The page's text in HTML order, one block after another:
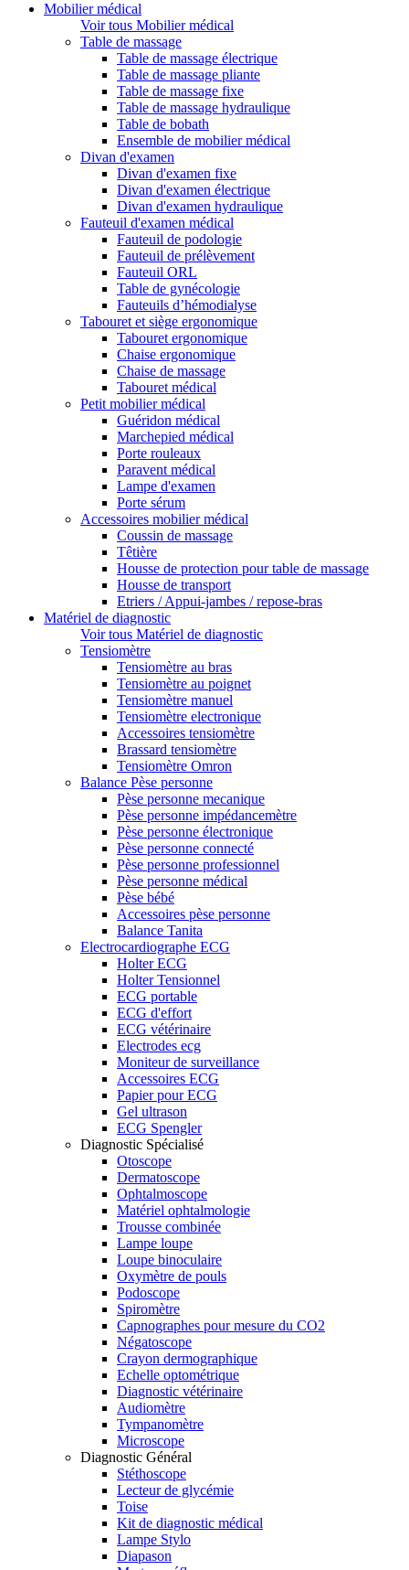
Mobilier médical
Voir tous Mobilier médical
Table de massage
Table de massage électrique
Table de massage pliante
Table de massage fixe
Table de massage hydraulique
Table de bobath
Ensemble de mobilier médical
Divan d'examen
Divan d'examen fixe
Divan d'examen électrique
Divan d'examen hydraulique
Fauteuil d'examen médical
Fauteuil de podologie
Fauteuil de prélèvement
Fauteuil ORL
Table de gynécologie
Fauteuils d’hémodialyse
Tabouret et siège ergonomique
Tabouret ergonomique
Chaise ergonomique
Chaise de massage
Tabouret médical
Petit mobilier médical
Guéridon médical
Marchepied médical
Porte rouleaux
Paravent médical
Lampe d'examen
Porte sérum
Accessoires mobilier médical
Coussin de massage
Têtière
Housse de protection pour table de massage
Housse de transport
Etriers / Appui-jambes / repose-bras
Matériel de diagnostic
Voir tous Matériel de diagnostic
Tensiomètre
Tensiomètre au bras
Tensiomètre au poignet
Tensiomètre manuel
Tensiomètre electronique
Accessoires tensiomètre
Brassard tensiomètre
Tensiomètre Omron
Balance Pèse personne
Pèse personne mecanique
Pèse personne impédancemètre
Pèse personne électronique
Pèse personne connecté
Pèse personne professionnel
Pèse personne médical
Pèse bébé
Accessoires pèse personne
Balance Tanita
Electrocardiographe ECG
Holter ECG
Holter Tensionnel
ECG portable
ECG d'effort
ECG vétérinaire
Electrodes ecg
Moniteur de surveillance
Accessoires ECG
Papier pour ECG
Gel ultrason
ECG Spengler
Diagnostic Spécialisé
Otoscope
Dermatoscope
Ophtalmoscope
Matériel ophtalmologie
Trousse combinée
Lampe loupe
Loupe binoculaire
Oxymètre de pouls
Podoscope
Spiromètre
Capnographes pour mesure du CO2
Négatoscope
Crayon dermographique
Echelle optométrique
Diagnostic vétérinaire
Audiomètre
Tympanomètre
Microscope
Diagnostic Général
Stéthoscope
Lecteur de glycémie
Toise
Kit de diagnostic médical
Lampe Stylo
Diapason